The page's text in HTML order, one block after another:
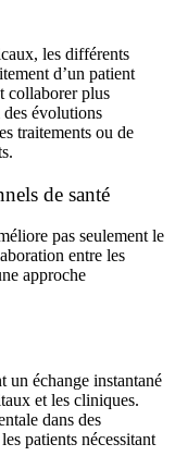
, les différents
d’un patient
collaborer plus
évolutions
traitements ou de
de santé
pas seulement le
entre les
approche
un échange instantané
et les cliniques.
dans des
patients nécessitant